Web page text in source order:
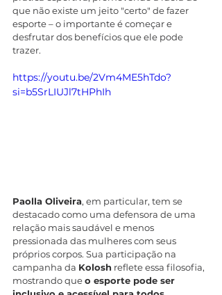
que não existe um jeito "certo" de fazer
esporte – o importante é começar e
desfrutar dos benefícios que ele pode
trazer.
https://youtu.be/2Vm4ME5hTdo?
si=b5SrLIUJl7tHPhIh
Paolla Oliveira, em particular, tem se
destacado como uma defensora de uma
relação mais saudável e menos
pressionada das mulheres com seus
próprios corpos. Sua participação na
campanha da Kolosh reflete essa filosofia,
mostrando que o esporte pode ser